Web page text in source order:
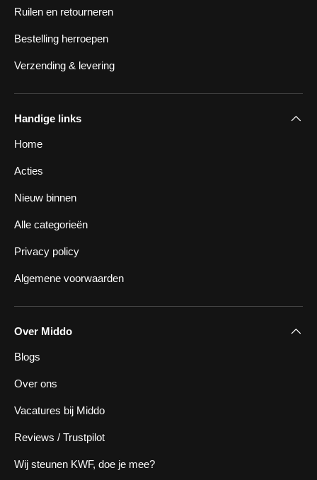
Ruilen en retourneren
Bestelling herroepen
Verzending & levering
Handige links
Home
Acties
Nieuw binnen
Alle categorieën
Privacy policy
Algemene voorwaarden
Over Middo
Blogs
Over ons
Vacatures bij Middo
Reviews / Trustpilot
Wij steunen KWF, doe je mee?